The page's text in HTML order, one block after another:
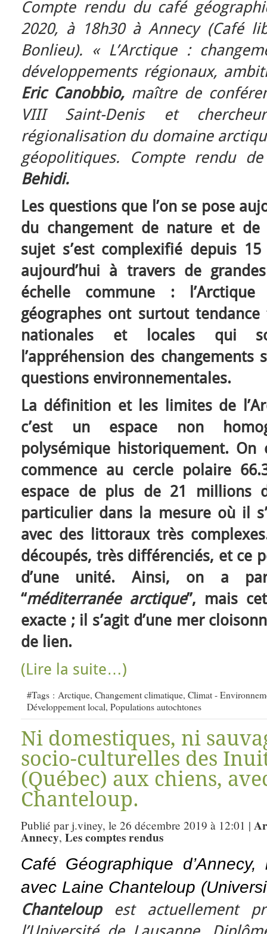
Compte rendu du café
2020, à 18h30 à Annecy (Café
Bonlieu). « L’Arctique :
développements régionaux,
Eric Canobbio, maître de
VIII Saint-Denis et
régionalisation du domaine
géopolitiques. Compte rendu
Behidi.
Les questions que l’on se pose
du changement de nature et
sujet s’est complexifié depuis
aujourd’hui à travers de
échelle commune :
géographes ont surtout
nationales et locales qui
l’appréhension des
questions environnementales.
La définition et les limites de
c’est un espace non
polysémique historiquement. On
commence au cercle polaire
espace de plus de 21 millions
particulier dans la mesure où il
avec des littoraux très
découpés, très différenciés, et ce
d’une unité. Ainsi, on a
“méditerranée arctique”, mais
exacte ; il s’agit d’une mer
de lien.
(Lire la suite…)
#Tags : Arctique, Changement climatique, Climat -
Développement local, Populations autochtones
Ni domestiques, ni
socio-culturelles des
(Québec) aux chiens,
Chanteloup.
Publié par j.viney, le 26 décembre 2019 à 12:01 |
Annecy, Les comptes rendus
Café Géographique
avec Laine Chanteloup
Chanteloupest actuellement